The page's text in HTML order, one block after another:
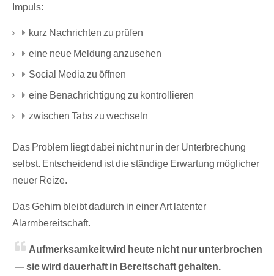
Impuls:
kurz Nachrichten zu prüfen
eine neue Meldung anzusehen
Social Media zu öffnen
eine Benachrichtigung zu kontrollieren
zwischen Tabs zu wechseln
Das Problem liegt dabei nicht nur in der Unterbrechung
selbst. Entscheidend ist die ständige Erwartung möglicher
neuer Reize.
Das Gehirn bleibt dadurch in einer Art latenter
Alarmbereitschaft.
Aufmerksamkeit wird heute nicht nur unterbrochen
— sie wird dauerhaft in Bereitschaft gehalten.